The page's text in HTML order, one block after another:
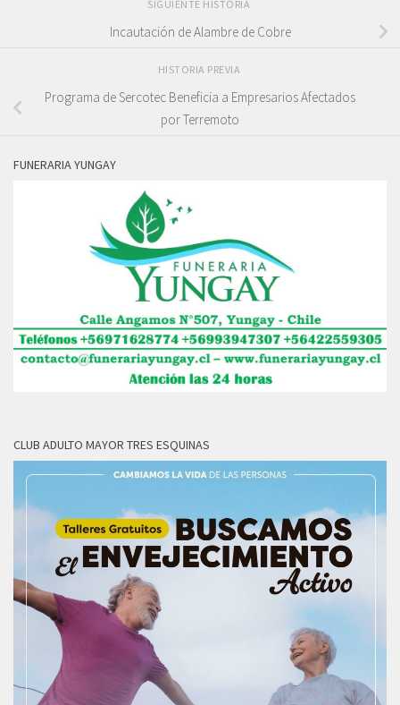
SIGUIENTE HISTORIA
Incautación de Alambre de Cobre
HISTORIA PREVIA
Programa de Sercotec Beneficia a Empresarios Afectados
por Terremoto
FUNERARIA YUNGAY
CLUB ADULTO MAYOR TRES ESQUINAS